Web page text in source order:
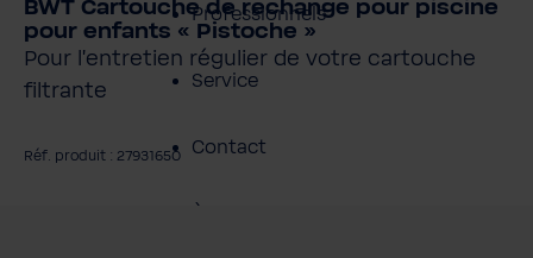
Professionnels
Service
Contact
BWT Cartouche de rechange pour piscine
pour enfants « Pistoche »
Pour l'entretien régulier de votre cartouche
filtrante
Réf. produit : 27931650